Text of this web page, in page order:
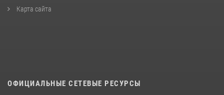
Карта сайта
ОФИЦИАЛЬНЫЕ СЕТЕВЫЕ РЕСУРСЫ